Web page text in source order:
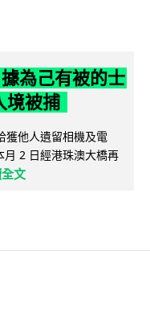
為己有被的士
境被捕
獲他人遺留相機及電
2 日經港珠澳大橋再
文